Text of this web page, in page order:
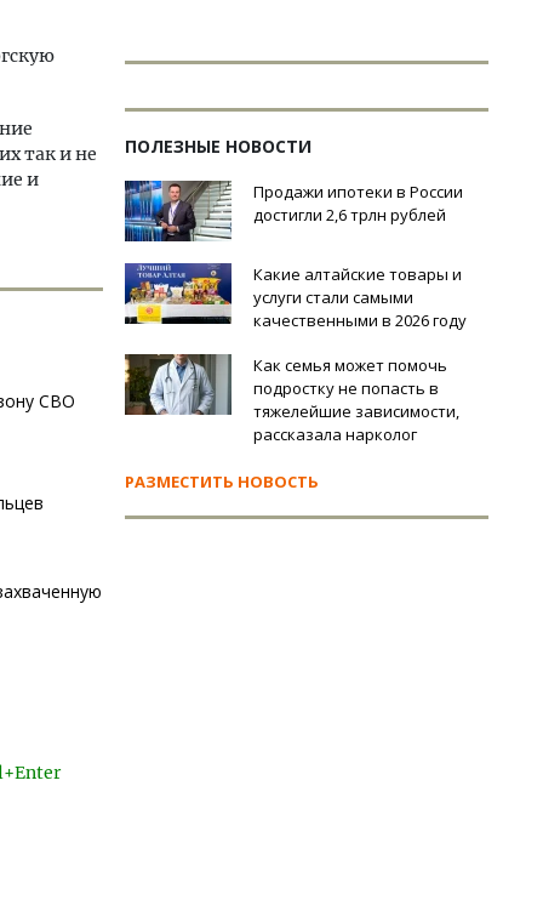
так и не
и
СВО
ПОЛЕЗНЫЕ НОВОСТИ
Продажи ипотеки в России
достигли 2,6 трлн рублей
Какие алтайские товары и
услуги стали самыми
качественными в 2026 году
Как семья может помочь
подростку не попасть в
тяжелейшие зависимости,
рассказала нарколог
РАЗМЕСТИТЬ НОВОСТЬ